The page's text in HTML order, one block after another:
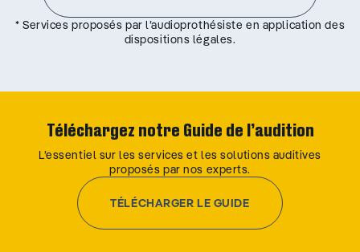
* Services proposés par l’audioprothésiste en application des
dispositions légales.
Téléchargez notre Guide de l’audition
L’essentiel sur les services et les solutions auditives
proposés par nos experts.
TÉLÉCHARGER LE GUIDE